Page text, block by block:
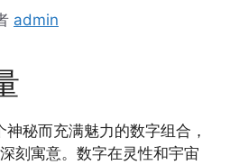
admin
秘而充满魅力的数字组合，
刻寓意。数字在灵性和宇宙